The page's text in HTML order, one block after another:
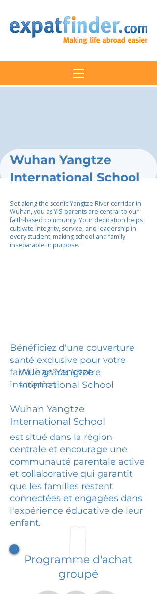
Wuhan Yangtze
International School
Set along the scenic Yangtze River corridor in
Wuhan, you as YIS parents are central to our
faith-based community. Your dedication helps
cultivate integrity, service, and leadership in
every student, making school and family
inseparable in purpose.
Bénéficiez d'une couverture
santé exclusive pour votre
famille grâce à votre
inscription.
Wuhan Yangtze
International School
Wuhan Yangtze
International School
est situé dans la région
centrale et encourage une
communauté parentale active
et collaborative qui garantit
que les familles restent
connectées et engagées dans
l'expérience éducative de leur
enfant.
Programme d'achat
groupé